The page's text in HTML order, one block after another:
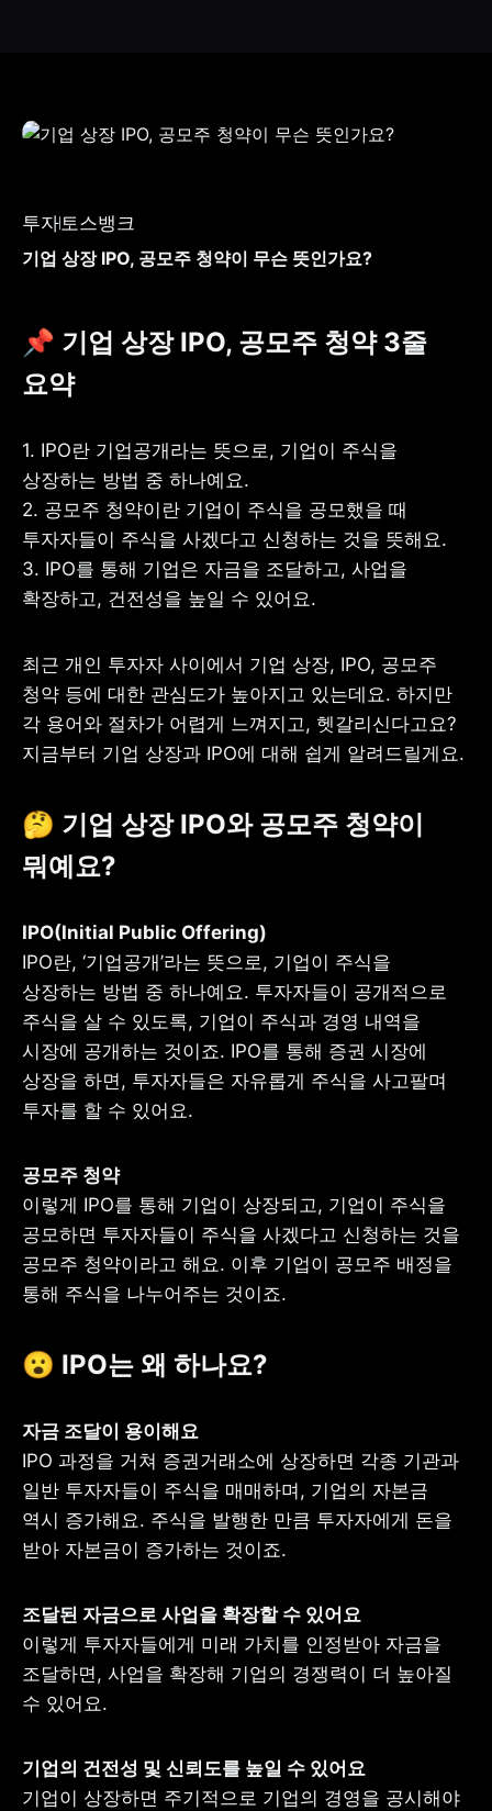
사업자 등록번호 : 462-86-01671
한국지식재산센터)
고객센터
전화 : 1661-7654(24시간 연중무휴)
개인정보
신용정보활용체제
이용자유의사항
외부채널
직원 고충 접수
투자 토스뱅크
기업 상장 IPO, 공모주 청약이 무슨 뜻인가요?
📌 기업 상장 IPO, 공모주 청약 3줄
요약
1. IPO란 기업공개라는 뜻으로, 기업이 주식을
상장하는 방법 중 하나예요.
2. 공모주 청약이란 기업이 주식을 공모했을 때
투자자들이 주식을 사겠다고 신청하는 것을 뜻해요.
3. IPO를 통해 기업은 자금을 조달하고, 사업을
확장하고, 건전성을 높일 수 있어요.
최근 개인 투자자 사이에서 기업 상장, IPO, 공모주
청약 등에 대한 관심도가 높아지고 있는데요. 하지만
각 용어와 절차가 어렵게 느껴지고, 헷갈리신다고요?
지금부터 기업 상장과 IPO에 대해 쉽게 알려드릴게요.
🤔 기업 상장 IPO와 공모주 청약이
뭐예요?
IPO란, ‘기업공개’라는 뜻으로, 기업이 주식을
상장하는 방법 중 하나예요. 투자자들이 공개적으로
주식을 살 수 있도록, 기업이 주식과 경영 내역을
시장에 공개하는 것이죠. IPO를 통해 증권 시장에
상장을 하면, 투자자들은 자유롭게 주식을 사고팔며
투자를 할 수 있어요.
이렇게 IPO를 통해 기업이 상장되고, 기업이 주식을
공모하면 투자자들이 주식을 사겠다고 신청하는 것을
공모주 청약이라고 해요. 이후 기업이 공모주 배정을
통해 주식을 나누어주는 것이죠.
😮 IPO는 왜 하나요?
IPO 과정을 거쳐 증권거래소에 상장하면 각종 기관과
일반 투자자들이 주식을 매매하며, 기업의 자본금
역시 증가해요. 주식을 발행한 만큼 투자자에게 돈을
받아 자본금이 증가하는 것이죠.
이렇게 투자자들에게 미래 가치를 인정받아 자금을
조달하면, 사업을 확장해 기업의 경쟁력이 더 높아질
수 있어요.
기업이 상장하면 주기적으로 기업의 경영을 공시해야